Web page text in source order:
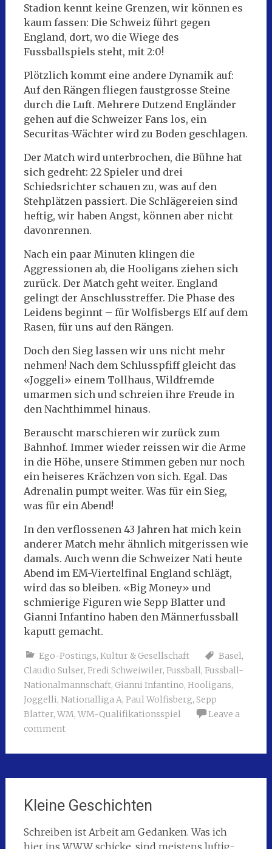
Stadion kennt keine Grenzen, wir können es
kaum fassen: Die Schweiz führt gegen
England, dort, wo die Wiege des
Fussballspiels steht, mit 2:0!
Plötzlich kommt eine andere Dynamik auf:
Auf den Rängen fliegen faustgrosse Steine
durch die Luft. Mehrere Dutzend Engländer
gehen auf die Schweizer Fans los, ein
Securitas-Wächter wird zu Boden geschlagen.
Der Match wird unterbrochen, die Bühne hat
sich gedreht: 22 Spieler und drei
Schiedsrichter schauen zu, was auf den
Stehplätzen passiert. Die Schlägereien sind
heftig, wir haben Angst, können aber nicht
davonrennen.
Nach ein paar Minuten klingen die
Aggressionen ab, die Hooligans ziehen sich
zurück. Der Match geht weiter. England
gelingt der Anschlusstreffer. Die Phase des
Leidens beginnt – für Wolfisbergs Elf auf dem
Rasen, für uns auf den Rängen.
Doch den Sieg lassen wir uns nicht mehr
nehmen! Nach dem Schlusspfiff gleicht das
«Joggeli» einem Tollhaus, Wildfremde
umarmen sich und schreien ihre Freude in
den Nachthimmel hinaus.
Berauscht marschieren wir zurück zum
Bahnhof. Immer wieder reissen wir die Arme
in die Höhe, unsere Stimmen geben nur noch
ein heiseres Krächzen von sich. Egal. Das
Adrenalin pumpt weiter. Was für ein Sieg,
was für ein Abend!
In den verflossenen 43 Jahren hat mich kein
anderer Match mehr ähnlich mitgerissen wie
damals. Auch wenn die Schweizer Nati heute
Abend im EM-Viertelfinal England schlägt,
wird das so bleiben. «Big Money» und
schmierige Figuren wie Sepp Blatter und
Gianni Infantino haben den Männerfussball
kaputt gemacht.
Ego-Postings, Kultur & Gesellschaft Basel,
Claudio Sulser, Fredi Schweiwiler, Fussball, Fussball-
Nationalmannschaft, Gianni Infantino, Hooligans,
Joggelli, Nationalliga A, Paul Wolfisberg, Sepp
Blatter, WM, WM-Qualifikationsspiel
Leave a
comment
Kleine Geschichten
Schreiben ist Arbeit am Gedanken. Was ich
hier ins WWW schicke, sind meistens luftig-